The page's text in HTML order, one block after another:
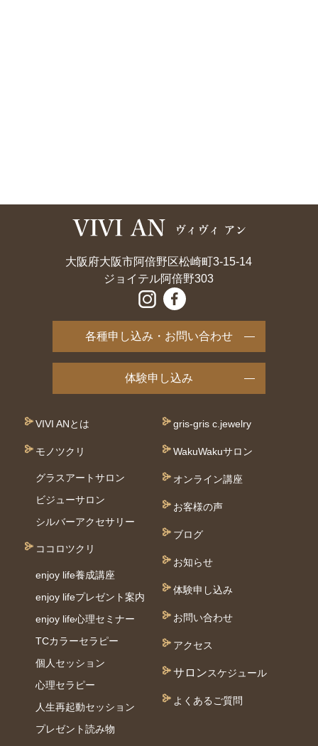
大阪府大阪市阿倍野区松崎町3-15-14
ジョイテル阿倍野303
各種申し込み・お問い合わせ
体験申し込み
VIVI ANとは
モノツクリ
グラスアートサロン
ビジューサロン
シルバーアクセサリー
ココロツクリ
enjoy life養成講座
enjoy lifeプレゼント案内
enjoy life心理セミナー
TCカラーセラピー
個⼈セッション
⼼理セラピー
人生再起動セッション
プレゼント読み物
gris-gris c.jewelry
WakuWakuサロン
オンライン講座
お客様の声
ブログ
お知らせ
体験申し込み
お問い合わせ
アクセス
サロンスケジュール
よくあるご質問